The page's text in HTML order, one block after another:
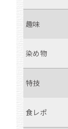
趣味
染め物
特技
食レポ